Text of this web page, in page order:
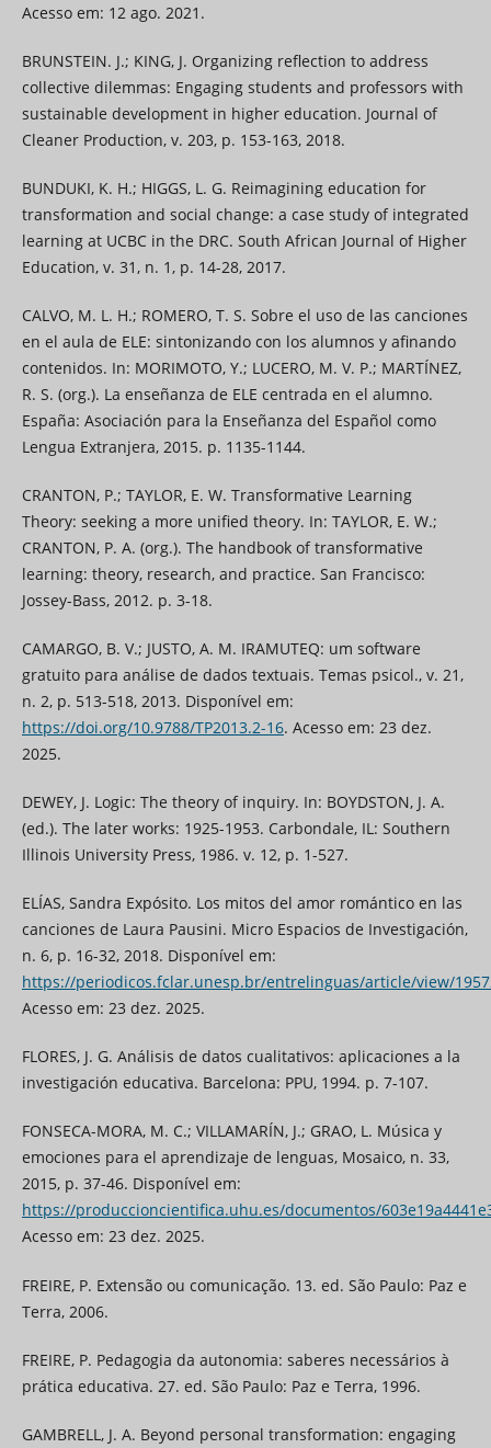
Acesso em: 12 ago. 2021.
BRUNSTEIN. J.; KING, J. Organizing reflection to address
collective dilemmas: Engaging students and professors with
sustainable development in higher education. Journal of
Cleaner Production, v. 203, p. 153-163, 2018.
BUNDUKI, K. H.; HIGGS, L. G. Reimagining education for
transformation and social change: a case study of integrated
learning at UCBC in the DRC. South African Journal of Higher
Education, v. 31, n. 1, p. 14-28, 2017.
CALVO, M. L. H.; ROMERO, T. S. Sobre el uso de las canciones
en el aula de ELE: sintonizando con los alumnos y afinando
contenidos. In: MORIMOTO, Y.; LUCERO, M. V. P.; MARTÍNEZ,
R. S. (org.). La enseñanza de ELE centrada en el alumno.
España: Asociación para la Enseñanza del Español como
Lengua Extranjera, 2015. p. 1135-1144.
CRANTON, P.; TAYLOR, E. W. Transformative Learning
Theory: seeking a more unified theory. In: TAYLOR, E. W.;
CRANTON, P. A. (org.). The handbook of transformative
learning: theory, research, and practice. San Francisco:
Jossey-Bass, 2012. p. 3-18.
CAMARGO, B. V.; JUSTO, A. M. IRAMUTEQ: um software
gratuito para análise de dados textuais. Temas psicol., v. 21,
n. 2, p. 513-518, 2013. Disponível em:
https://doi.org/10.9788/TP2013.2-16. Acesso em: 23 dez.
2025.
DEWEY, J. Logic: The theory of inquiry. In: BOYDSTON, J. A.
(ed.). The later works: 1925-1953. Carbondale, IL: Southern
Illinois University Press, 1986. v. 12, p. 1-527.
ELÍAS, Sandra Expósito. Los mitos del amor romántico en las
canciones de Laura Pausini. Micro Espacios de Investigación,
n. 6, p. 16-32, 2018. Disponível em:
https://periodicos.fclar.unesp.br/entrelinguas/article/view/
Acesso em: 23 dez. 2025.
FLORES, J. G. Análisis de datos cualitativos: aplicaciones a la
investigación educativa. Barcelona: PPU, 1994. p. 7-107.
FONSECA-MORA, M. C.; VILLAMARÍN, J.; GRAO, L. Música y
emociones para el aprendizaje de lenguas, Mosaico, n. 33,
2015, p. 37-46. Disponível em:
https://produccioncientifica.uhu.es/documentos/
Acesso em: 23 dez. 2025.
FREIRE, P. Extensão ou comunicação. 13. ed. São Paulo: Paz e
Terra, 2006.
FREIRE, P. Pedagogia da autonomia: saberes necessários à
prática educativa. 27. ed. São Paulo: Paz e Terra, 1996.
GAMBRELL, J. A. Beyond personal transformation: engaging